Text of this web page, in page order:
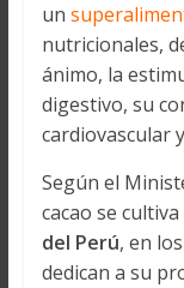
un
nutricionales,
ánimo, la
digestivo, su
cardiovascular
Según el
cacao se cultiva
del Perú, en
dedican a su